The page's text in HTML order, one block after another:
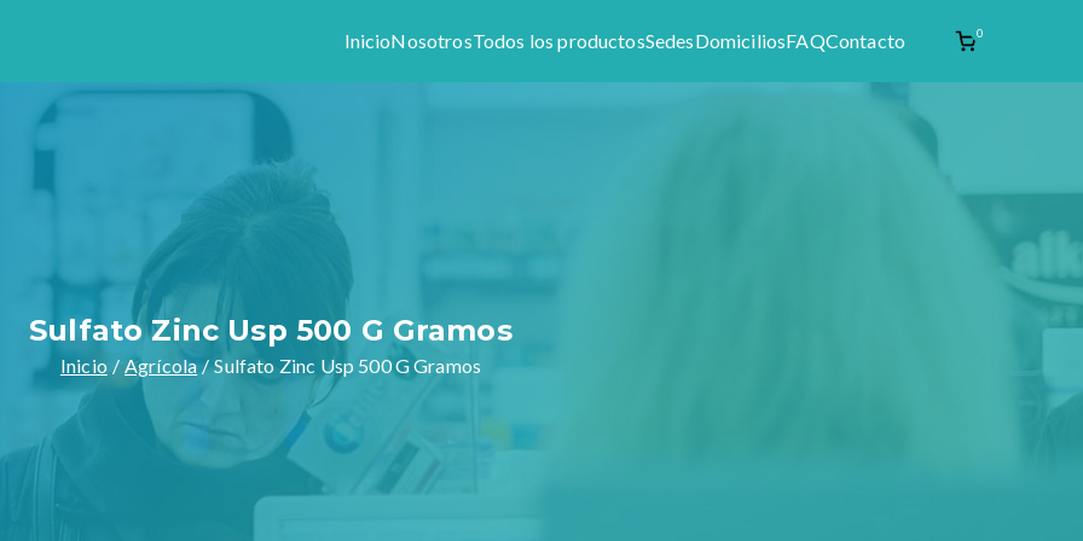
1944, somos especialistas en preparar formulas magistrales y venta de materia prima como productos naturales,
productos y servicios.
InicioNosotrosTodos los productosSedesDomiciliosFAQContacto 0
Sulfato Zinc Usp 500 G Gramos
Inicio Agrícola Sulfato Zinc Usp 500 G Gramos